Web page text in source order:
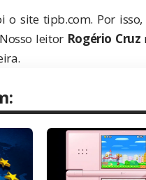
o site tipb.com. Por
leitor Rogério Cruz